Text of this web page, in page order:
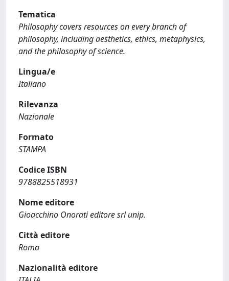
Tematica
Philosophy covers resources on every branch of
philosophy, including aesthetics, ethics, metaphysics,
and the philosophy of science.
Lingua/e
Italiano
Rilevanza
Nazionale
Formato
STAMPA
Codice ISBN
9788825518931
Nome editore
Gioacchino Onorati editore srl unip.
Città editore
Roma
Nazionalità editore